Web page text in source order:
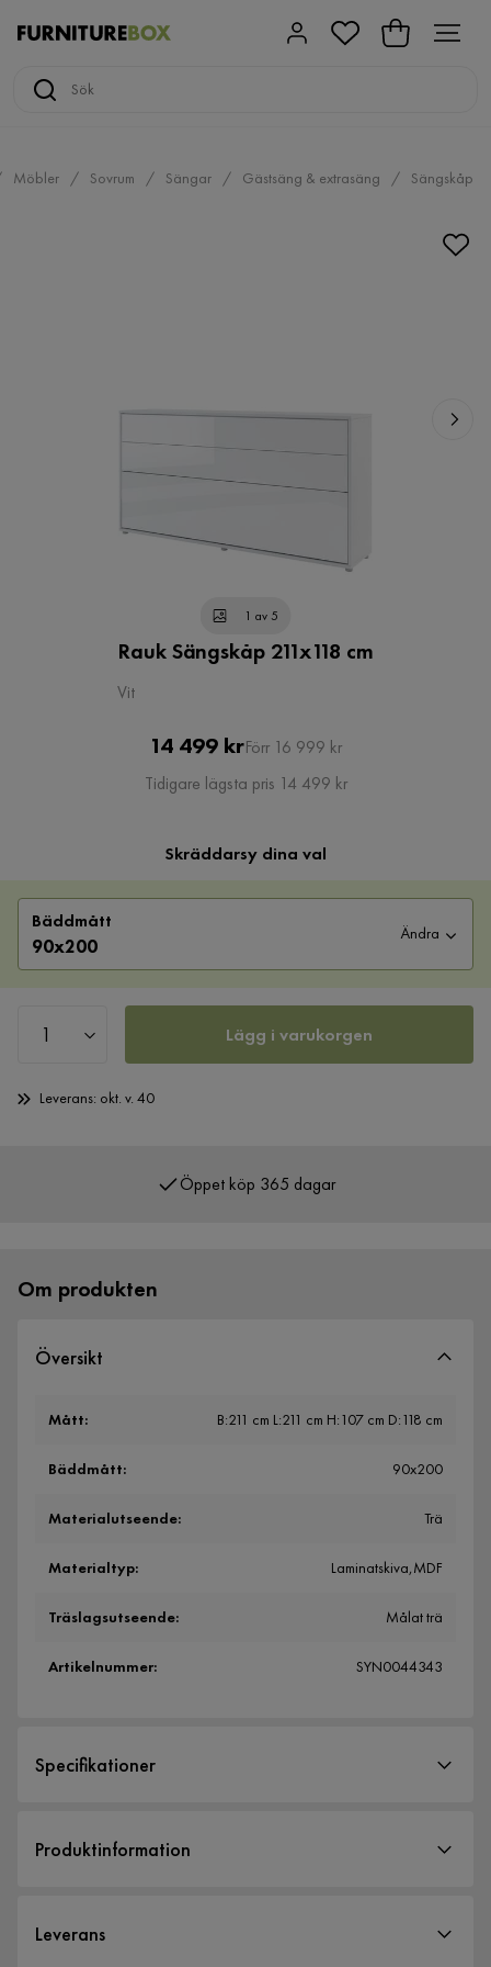
Möbler Sovrum Sängar Gästsäng & extrasäng Sängskåp
1 av 5
Rauk Sängskåp 211x118 cm
Vit
Pris
14 499 krOriginal
Pris
Förr 16 999 kr
Tidigare lägsta pris 14 499 kr
Skräddarsy dina val
Bäddmått
90x200
Ändra
Lägg i varukorgen
Leverans: okt. v. 40
Om produkten
Översikt
Mått: B:211 cm L:211 cm H:107 cm D:118 cm
Bäddmått: 90x200
Materialutseende: Trä
Materialtyp: Laminatskiva,MDF
Träslagsutseende: Målat trä
Artikelnummer: SYN0044343
Specifikationer
Storlek
Produktinformation
Leverans